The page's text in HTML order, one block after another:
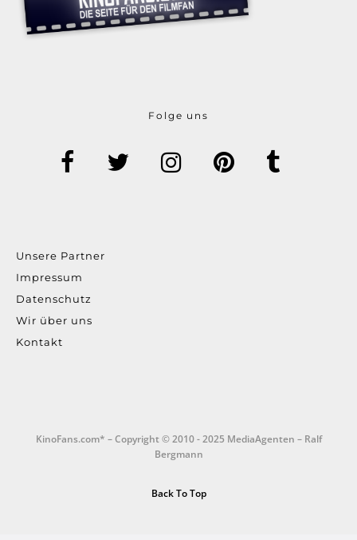
Folge uns
Unsere Partner
Impressum
Datenschutz
Wir über uns
Kontakt
KinoFans.com* – Copyright © 2010 - 2025 MediaAgenten – Ralf
Bergmann
Back To Top